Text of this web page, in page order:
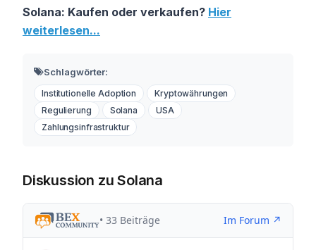
Solana: Kaufen oder verkaufen? Hier
weiterlesen...
Schlagwörter:
Institutionelle Adoption
Kryptowährungen
Regulierung
Solana
USA
Zahlungsinfrastruktur
Diskussion zu Solana